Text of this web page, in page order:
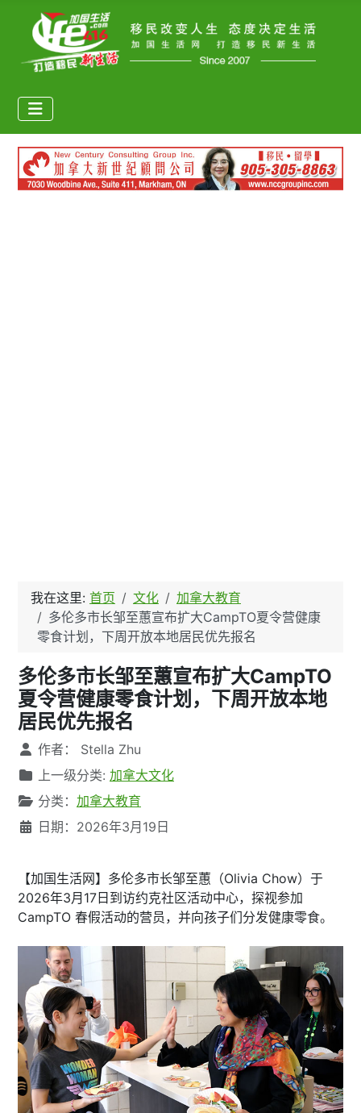
我在这里: 首页 文化
加拿大教育
多伦多市长邹至蕙宣布扩大CampTO夏令营健康
零食计划，下周开放本地居民优先报名
多伦多市长邹至蕙宣布扩大CampTO
夏令营健康零食计划，下周开放本地
居民优先报名
文章信息
作者： Stella Zhu
上一级分类: 加拿大文化
分类： 加拿大教育
日期：2026年3月19日
【加国生活网】多伦多市长邹至蕙（Olivia Chow）于
2026年3月17日到访约克社区活动中心，探视参加
CampTO 春假活动的营员，并向孩子们分发健康零食。